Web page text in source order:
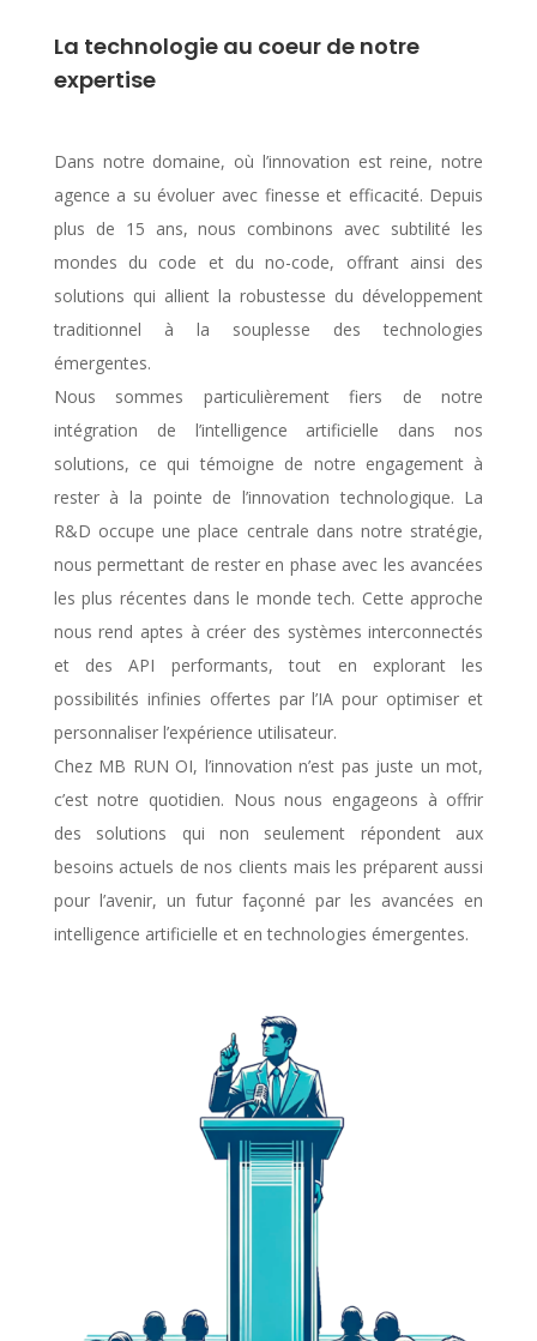
La technologie au coeur de notre
expertise
Dans notre domaine, où l’innovation est reine, notre
agence a su évoluer avec finesse et efficacité. Depuis
plus de 15 ans, nous combinons avec subtilité les
mondes du code et du no-code, offrant ainsi des
solutions qui allient la robustesse du développement
traditionnel à la souplesse des technologies
émergentes.
Nous sommes particulièrement fiers de notre
intégration de l’intelligence artificielle dans nos
solutions, ce qui témoigne de notre engagement à
rester à la pointe de l’innovation technologique. La
R&D occupe une place centrale dans notre stratégie,
nous permettant de rester en phase avec les avancées
les plus récentes dans le monde tech. Cette approche
nous rend aptes à créer des systèmes interconnectés
et des API performants, tout en explorant les
possibilités infinies offertes par l’IA pour optimiser et
personnaliser l’expérience utilisateur.
Chez MB RUN OI, l’innovation n’est pas juste un mot,
c’est notre quotidien. Nous nous engageons à offrir
des solutions qui non seulement répondent aux
besoins actuels de nos clients mais les préparent aussi
pour l’avenir, un futur façonné par les avancées en
intelligence artificielle et en technologies émergentes.